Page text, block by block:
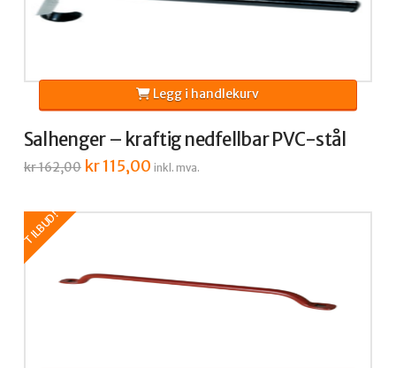
Salhenger – kraftig nedfellbar PVC-stål
kr162,00 Opprinnelig
pris
kr115,00Nåværende
pris
inkl. mva.
Legg i handlekurv
TILBUD!